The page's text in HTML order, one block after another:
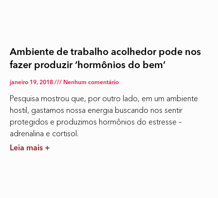
Ambiente de trabalho acolhedor pode nos
fazer produzir ‘hormônios do bem’
janeiro 19, 2018 Nenhum comentário
Pesquisa mostrou que, por outro lado, em um ambiente
hostil, gastamos nossa energia buscando nos sentir
protegidos e produzimos hormônios do estresse –
adrenalina e cortisol.
Leia mais +